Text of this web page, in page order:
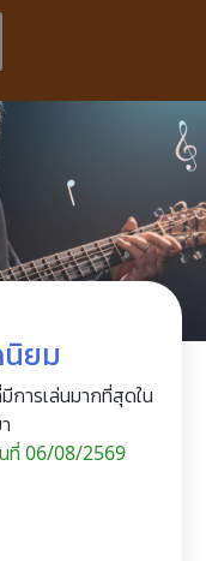
ยม
ารเล่นมากที่สุดใน
ที่ 06/08/2569